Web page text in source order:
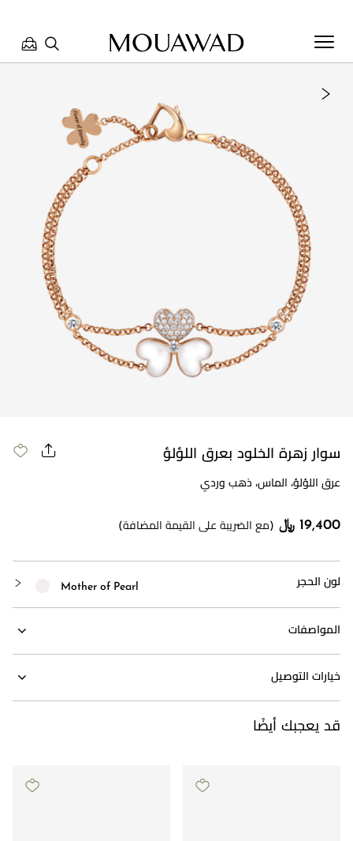
سوار زهرة الخلود بعرق اللؤلؤ
عرق اللؤلؤ، الماس، ذهب وردي
19,400 ﷼ (مع الضريبة على القيمة المضافة)
لون الحجر Mother of Pearl
المواصفات
خيارات التوصيل
قد يعجبك أيضًا
مرحبا بكم في معوّض. كيف يمكننا مساعدتك؟ الرجاء تحديد أحد
تواصل معنا
العثور على متجر
حجز موعد
مراجعة طلبك